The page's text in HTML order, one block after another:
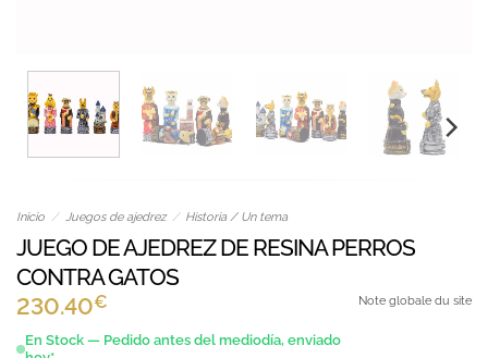
Inicio / Juegos de ajedrez / Historia / Un tema
JUEGO DE AJEDREZ DE RESINA PERROS
CONTRA GATOS
230.40€
En Stock — Pedido antes del mediodía, enviado
Note globale du site